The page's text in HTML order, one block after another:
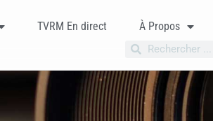
TVRM En direct À Propos